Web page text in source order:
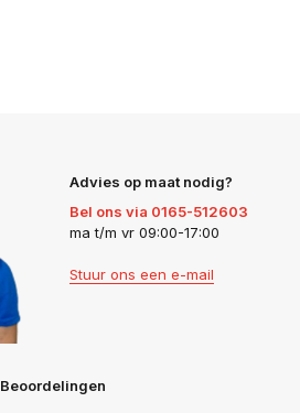
Advies op maat nodig?
Bel ons via 0165-512603
ma t/m vr 09:00-17:00
Stuur ons een e-mail
Beoordelingen